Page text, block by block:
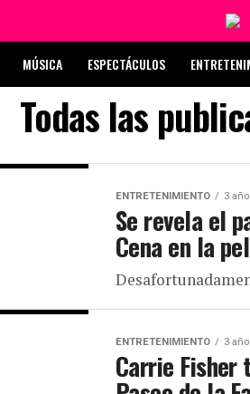
MÚSICA ESPECTÁCULOS
Todas las
ENTRETENIMIENTO 3
Se revela el
Cena en la
ENTRETENIMIENTO 3
Carrie